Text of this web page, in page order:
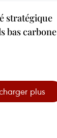
stratégique
bas carbone
plus